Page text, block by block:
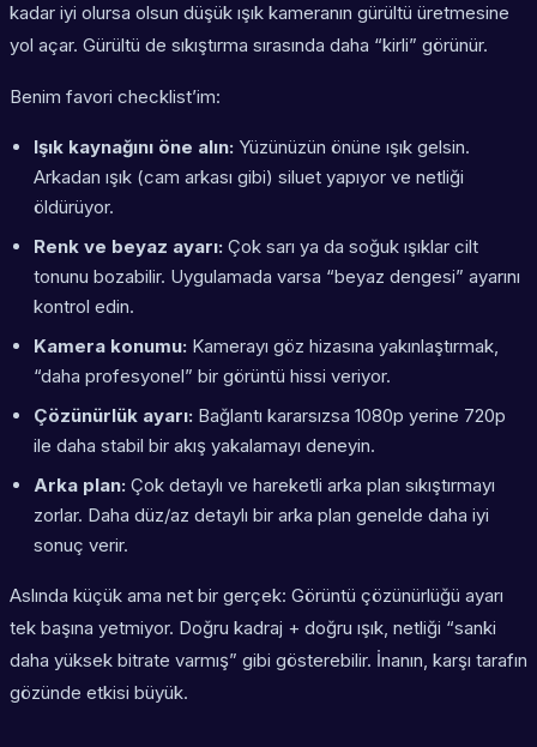
kadar iyi olursa olsun düşük ışık kameranın gürültü üretmesine
yol açar. Gürültü de sıkıştırma sırasında daha “kirli” görünür.
Benim favori checklist’im:
Işık kaynağını öne alın: Yüzünüzün önüne ışık gelsin.
Arkadan ışık (cam arkası gibi) siluet yapıyor ve netliği
öldürüyor.
Renk ve beyaz ayarı: Çok sarı ya da soğuk ışıklar cilt
tonunu bozabilir. Uygulamada varsa “beyaz dengesi” ayarını
kontrol edin.
Kamera konumu: Kamerayı göz hizasına yakınlaştırmak,
“daha profesyonel” bir görüntü hissi veriyor.
Çözünürlük ayarı: Bağlantı kararsızsa 1080p yerine 720p
ile daha stabil bir akış yakalamayı deneyin.
Arka plan: Çok detaylı ve hareketli arka plan sıkıştırmayı
zorlar. Daha düz/az detaylı bir arka plan genelde daha iyi
sonuç verir.
Aslında küçük ama net bir gerçek: Görüntü çözünürlüğü ayarı
tek başına yetmiyor. Doğru kadraj + doğru ışık, netliği “sanki
daha yüksek bitrate varmış” gibi gösterebilir. İnanın, karşı tarafın
gözünde etkisi büyük.